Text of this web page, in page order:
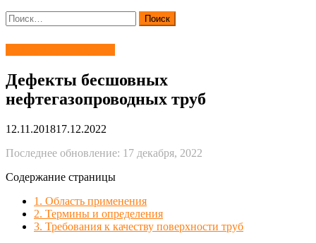
Найти:
Дефекты бесшовных
нефтегазопроводных труб
12.11.201817.12.2022
Последнее обновление: 17 декабря, 2022
Содержание страницы
1. Область применения
2. Термины и определения
3. Требования к качеству поверхности труб